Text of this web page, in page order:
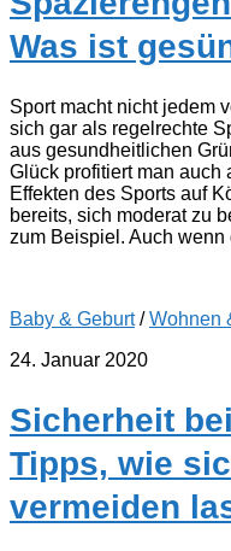
Was ist
Sport macht nicht jedem
sich gar als regelrechte
aus gesundheitlichen
Glück profitiert man auch
Effekten des Sports auf
bereits, sich moderat zu
zum Beispiel. Auch
Baby & Geburt/Wohnen
24. Januar 2020
Sicherheit
Tipps, wie
vermeiden